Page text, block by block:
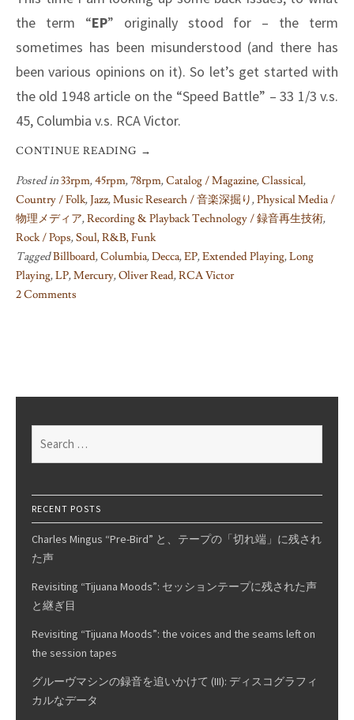
the term “EP” originally stood for – the term
sometimes has been misunderstood (and there has
been various opinions on it). So let’s get started with
the old 1948 article on the “Speed Battle” – 33 1/3 v.s.
45, Columbia v.s. RCA Victor.
CONTINUE READING →
Posted in33rpm,45rpm,78rpm,Catalog / Magazine,Classical,
Country / Folk,Jazz,Music Research / 音楽深掘り,Physical Media /
物理メディア,Recording & Playback Technology / 録音再生技術,
Rock / Pops,Soul, R&B, Funk
TaggedBillboard,Columbia,Decca,EP,Extended Playing,Long
Playing,LP,Mercury,Oliver Read,RCA Victor
2 Comments
Originally
Stands
for:
RECENT POSTS
Charles Mingus “Pre-Bird” と、テープの「切れ端」に残され
た声
Revisiting “Tijuana Moods”: セッションテープに残された声
と継ぎ目
Revisiting “Tijuana Moods”: the voices and the seams left on
the session tapes
グルーヴマシンの録音を追いかけて (III): ディスコグラフィ
カルなデータ